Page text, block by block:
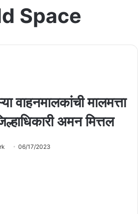
Space
वाहनमालकांची मालमत्ता
अमन मित्तल
06/17/2023